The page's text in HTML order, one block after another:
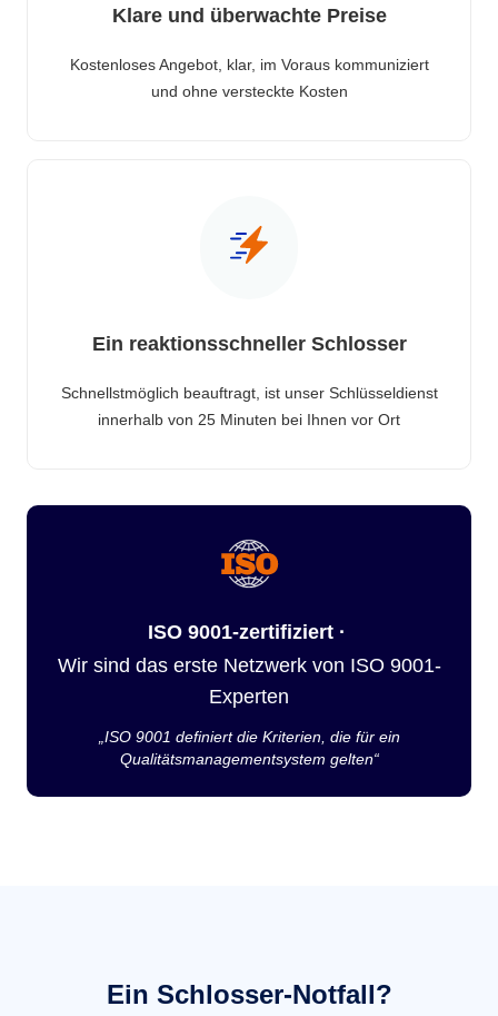
Klare und überwachte Preise
Kostenloses Angebot, klar, im Voraus kommuniziert
und ohne versteckte Kosten
Ein reaktionsschneller Schlosser
Schnellstmöglich beauftragt, ist unser Schlüsseldienst
innerhalb von 25 Minuten bei Ihnen vor Ort
ISO 9001-zertifiziert ·
Wir sind das erste Netzwerk von ISO 9001-
Experten
„ISO 9001 definiert die Kriterien, die für ein
Qualitätsmanagementsystem gelten“
Ein Schlosser-Notfall?